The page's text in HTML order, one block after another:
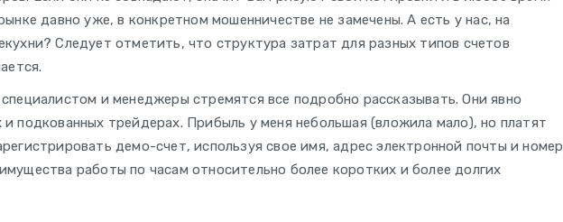
давно уже, в конкретном мошенничестве не замечены. А есть у нас, на
Следует отметить, что структура затрат для разных типов счетов
и менеджеры стремятся все подробно рассказывать. Они явно
подкованных трейдерах. Прибыль у меня небольшая (вложила мало), но платят
демо-счет, используя свое имя, адрес электронной почты и номер
работы по часам относительно более коротких и более долгих